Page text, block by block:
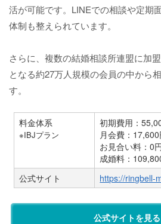
活が可能です。LINEでの相談や定期
体制も整えられています。
さらに、複数の結婚相談所連盟に加
となる約27万人規模の会員の中から
す。
料金体系
※IBJプラン
初期費用：
月会費：17,600
お見合い料：0
成婚料：
公式サイト
https://ringbell-
公式サイトを見る